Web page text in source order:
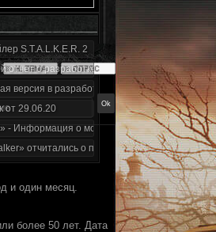
S.T.A.L.K.E.R. 2
отчет о разработке!
версия в разработке!
от 29.06.20
- Информация о моде за июнь 2020
отчитались о проделанной работе
и один месяц.
более 50 лет. Дата